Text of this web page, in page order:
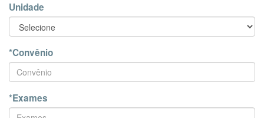
Unidade
*Convênio
*Exames